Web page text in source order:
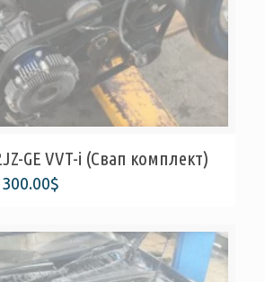
GE VVT-i (Свап комплект)
$